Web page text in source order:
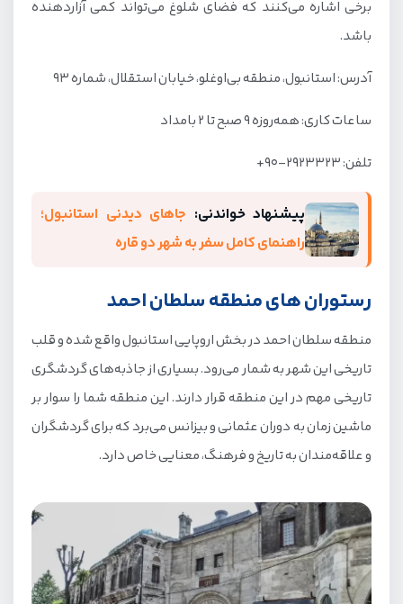
برخی اشاره می‌کنند که فضای شلوغ می‌تواند کمی آزاردهنده
باشد.
آدرس: استانبول، منطقه بی‌اوغلو، خیابان استقلال، شماره ۹۳
ساعات کاری: همه‌روزه ۹ صبح تا ۲ بامداد
تلفن: ۲۹۲۳۳۲۳-۹۰+
پیشنهاد خواندنی: جاهای دیدنی استانبول؛
راهنمای کامل سفر به شهر دو قاره
رستوران های منطقه سلطان احمد
منطقه سلطان احمد در بخش اروپایی استانبول واقع شده و قلب
تاریخی این شهر به شمار می‌رود. بسیاری از جاذبه‌های گردشگری
تاریخی مهم در این منطقه قرار دارند. این منطقه شما را سوار بر
ماشین زمان به دوران عثمانی و بیزانس می‌برد که برای گردشگران
و علاقه‌مندان به تاریخ و فرهنگ، معنایی خاص دارد.